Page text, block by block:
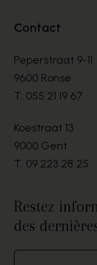
Contact
Peperstraat 9-11
9600 Ronse
T. 055 21 19 67
Koestraat 13
9000 Gent
T. 09 223 28 25
Restez
des